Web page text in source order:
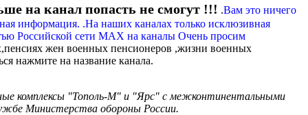
на канал попасть не смогут !!! .Вам это ничего
информация. .На наших каналах только исклюзивная
Российской сети МАХ на каналы Очень просим
жен военных пенсионеров ,жизни военных
нажмите на название канала.
комплексы "Тополь-М" и "Ярс" с межконтинентальными
Министерства обороны России.